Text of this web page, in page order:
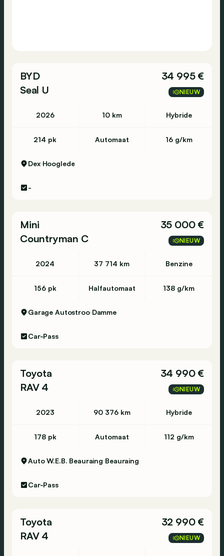
BYD
Seal U
34 995 €
NIEUW
2026 10 km Hybride
214 pk Automaat 16 g/km
Dex Hooglede
-
Mini
Countryman C
35 000 €
NIEUW
2024 37 714 km Benzine
156 pk Halfautomaat 138 g/km
Garage Autostroo Damme
Car-Pass
Toyota
RAV 4
34 990 €
NIEUW
2023 90 376 km Hybride
178 pk Automaat 112 g/km
Auto W.E.B. Beauraing Beauraing
Car-Pass
Toyota
RAV 4
32 990 €
NIEUW